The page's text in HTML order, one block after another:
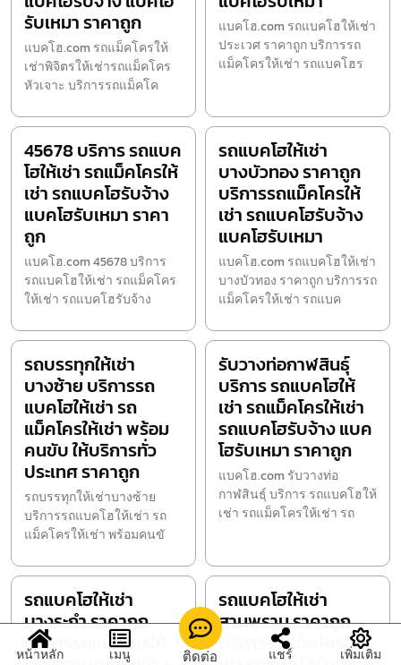
รับเหมา ราคาถูก
แบคโฮ.com รถแม็คโครให้
เช่าพิจิตรให้เช่ารถแม็คโคร
หัวเจาะ บริการรถแม็คโค
แบคโฮ.com รถแบคโฮให้เช่า
ประเวศ ราคาถูก บริการรถ
แม็คโครให้เช่า รถแบคโฮร
45678 บริการ รถแบค
โฮให้เช่า รถแม็คโครให้
เช่า รถแบคโฮรับจ้าง
แบคโฮรับเหมา ราคา
ถูก
แบคโฮ.com 45678 บริการ
รถแบคโฮให้เช่า รถแม็คโคร
ให้เช่า รถแบคโฮรับจ้าง
รถแบคโฮให้เช่า
บางบัวทอง ราคาถูก
บริการรถแม็คโครให้
เช่า รถแบคโฮรับจ้าง
แบคโฮรับเหมา
แบคโฮ.com รถแบคโฮให้เช่า
บางบัวทอง ราคาถูก บริการรถ
แม็คโครให้เช่า รถแบค
รถบรรทุกให้เช่า
บางซ้าย บริการรถ
แบคโฮให้เช่า รถ
แม็คโครให้เช่า พร้อม
คนขับ ให้บริการทั่ว
ประเทศ ราคาถูก
รถบรรทุกให้เช่าบางซ้าย
บริการรถแบคโฮให้เช่า รถ
แม็คโครให้เช่า พร้อมคนขั
รับวางท่อกาฬสินธุ์
บริการ รถแบคโฮให้
เช่า รถแม็คโครให้เช่า
รถแบคโฮรับจ้าง แบค
โฮรับเหมา ราคาถูก
แบคโฮ.com รับวางท่อ
กาฬสินธุ์ บริการ รถแบคโฮให้
เช่า รถแม็คโครให้เช่า รถ
รถแบคโฮให้เช่า
บางระกำ ราคาถูก
บริการรถแม็คโครให้
รถแบคโฮให้เช่า
สามพราน ราคาถูก
บริการรถแม็คโครให้
หน้าหลัก เมนู ติดต่อ แชร์ เพิ่มเติม